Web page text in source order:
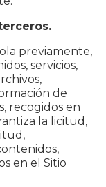
previamente,
servicios,
de
recogidos en
la licitud,
en el Sitio